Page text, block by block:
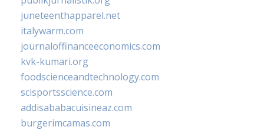
juneteenthapparel.net
italywarm.com
journaloffinanceeconomics.com
kvk-kumari.org
foodscienceandtechnology.com
scisportsscience.com
addisababacuisineaz.com
burgerimcamas.com